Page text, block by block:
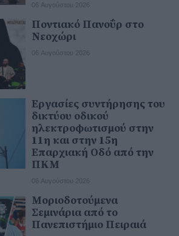
06 Αυγούστου 2026
Ποντιακό Πανοΰρ στο
Νεοχώρι
06 Αυγούστου 2026
Εργασίες συντήρησης του
δικτύου οδικού
ηλεκτροφωτισμού στην
11η και στην 15η
Επαρχιακή Οδό από την
ΠΚΜ
06 Αυγούστου 2026
Μοριοδοτούμενα
Σεμινάρια από το
Πανεπιστήμιο Πειραιά